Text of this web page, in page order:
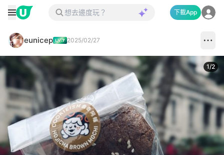
下載App
eunicep 2025/02/27
1/2